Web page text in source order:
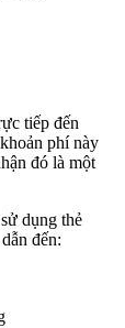
tiếp đến
phí này
đó là một
dụng thẻ
đến: